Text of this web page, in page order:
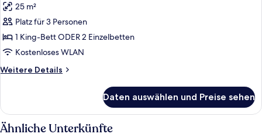
für
Executive-
Zimmer
anzeigen
25 m²
Platz für 3 Personen
1 King-Bett ODER 2 Einzelbetten
Kostenloses WLAN
Weitere Details
Weitere
Zimmer
Daten auswählen und Preise sehen
Ähnliche Unterkünfte